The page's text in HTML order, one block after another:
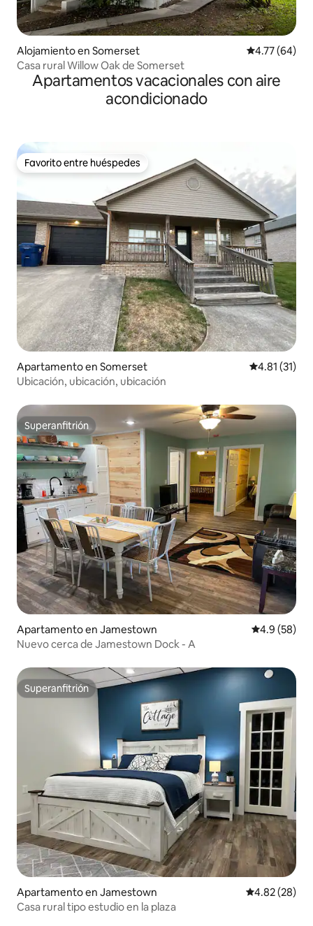
Alojamiento en Somerset Calificación
4.77 (64)
Casa rural Willow Oak de Somerset
Apartamentos vacacionales con aire
acondicionado
Favorito entre huéspedes
Favorito entre huéspedes
Apartamento en Somerset Calificación
4.81 (31)
Ubicación, ubicación, ubicación
Superanfitrión
Superanfitrión
Apartamento en Jamestown Calificación
4.9 (58)
Nuevo cerca de Jamestown Dock - A
Superanfitrión
Superanfitrión
Apartamento en Jamestown Calificación
4.82 (28)
Casa rural tipo estudio en la plaza